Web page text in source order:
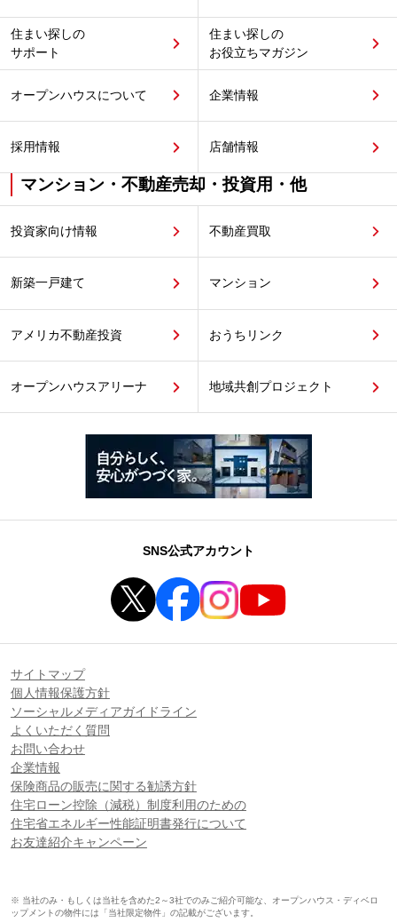
住まい探しの
サポート
住まい探しの
お役立ちマガジン
オープンハウスについて 企業情報
採用情報 店舗情報
マンション・不動産売却・投資用・他
投資家向け情報 不動産買取
新築一戸建て マンション
アメリカ不動産投資 おうちリンク
オープンハウスアリーナ 地域共創プロジェクト
SNS公式アカウント
サイトマップ
個人情報保護方針
ソーシャルメディアガイドライン
よくいただく質問
お問い合わせ
企業情報
保険商品の販売に関する勧誘方針
住宅ローン控除（減税）制度利用のための
住宅省エネルギー性能証明書発行について
お友達紹介キャンペーン
※ 当社のみ・もしくは当社を含めた2～3社でのみご紹介可能な、オープンハウス・ディベロ
ップメントの物件には「当社限定物件」の記載がございます。